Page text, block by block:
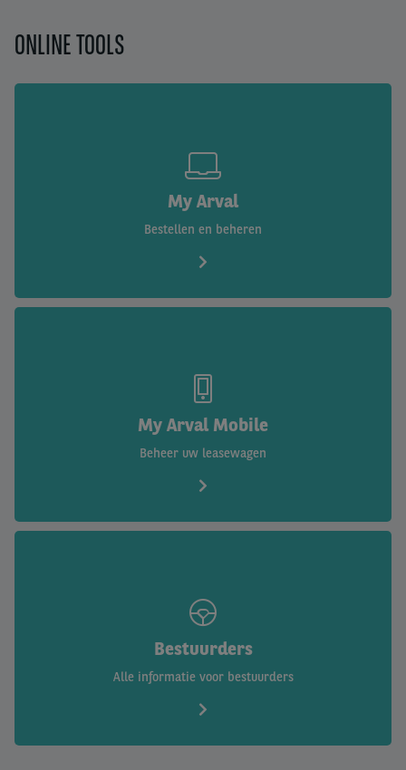
ONLINE TOOLS
My Arval
Bestellen en beheren
My Arval Mobile
Beheer uw leasewagen
Bestuurders
Alle informatie voor bestuurders